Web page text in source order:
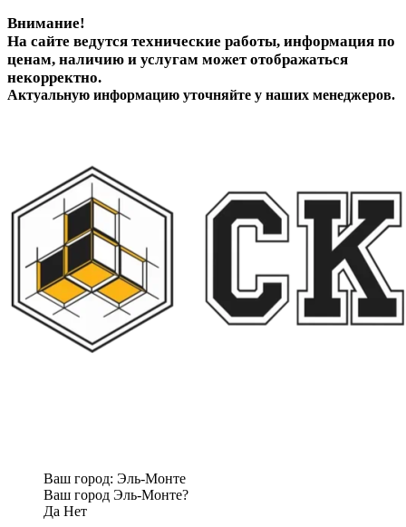
Внимание!
На сайте ведутся технические работы, информация по
ценам, наличию и услугам может отображаться
некорректно.
Актуальную информацию уточняйте у наших менеджеров.
Ваш город: Эль-Монте
Ваш город Эль-Монте?
Да Нет